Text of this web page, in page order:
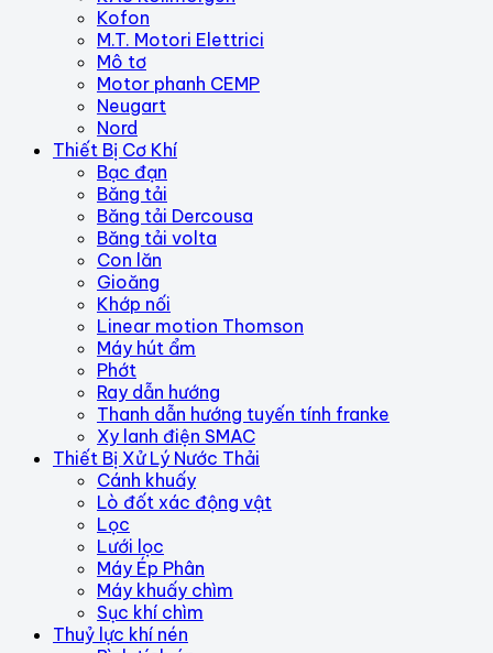
Kofon
M.T. Motori Elettrici
Mô tơ
Motor phanh CEMP
Neugart
Nord
Thiết Bị Cơ Khí
Bạc đạn
Băng tải
Băng tải Dercousa
Băng tải volta
Con lăn
Gioăng
Khớp nối
Linear motion Thomson
Máy hút ẩm
Phớt
Ray dẫn hướng
Thanh dẫn hướng tuyến tính franke
Xy lanh điện SMAC
Thiết Bị Xử Lý Nước Thải
Cánh khuấy
Lò đốt xác động vật
Lọc
Lưới lọc
Máy Ép Phân
Máy khuấy chìm
Sục khí chìm
Thuỷ lực khí nén